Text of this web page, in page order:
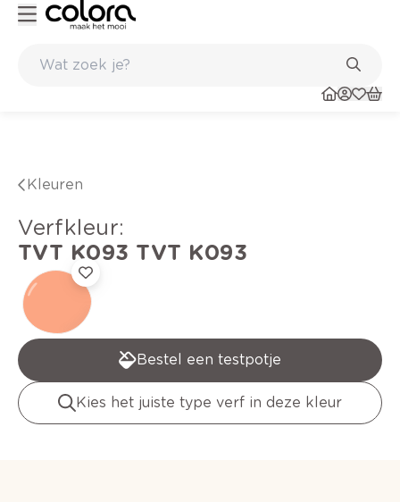
Kleuren
verfkleur:
TVT K093 TVT K093
Bestel een testpotje
Kies het juiste type verf in deze kleur